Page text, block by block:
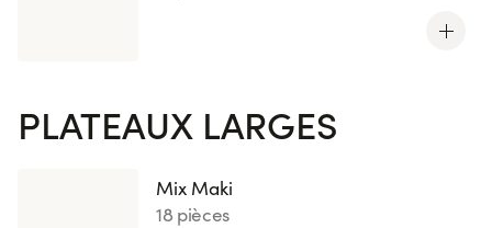
PLATEAUX LARGES
Mix Maki
18 pièces